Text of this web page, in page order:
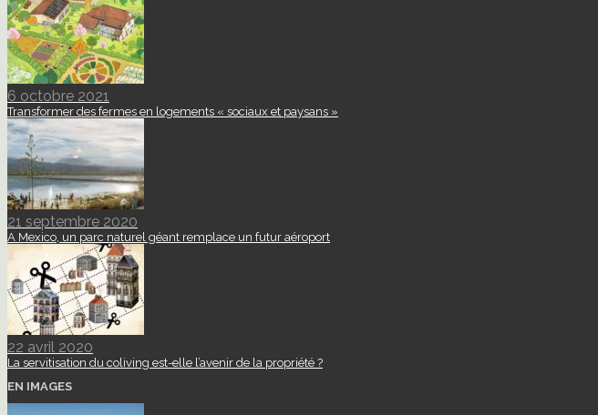
6 octobre 2021
Transformer des fermes en logements « sociaux et paysans »
21 septembre 2020
A Mexico, un parc naturel géant remplace un futur aéroport
22 avril 2020
La servitisation du coliving est-elle l’avenir de la propriété ?
EN IMAGES